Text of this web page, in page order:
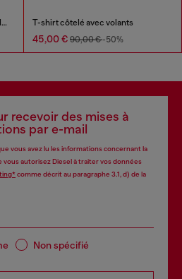
Bikini de couleur unie avec maxi logo T-shirt côtelé avec volants
45,00 € 90,00 €-50%
recevoir des mises à
par e-mail
vous avez lu les informations concernant la
vous autorisez Diesel à traiter vos données
comme décrit au paragraphe 3.1, d) de la
Non spécifié